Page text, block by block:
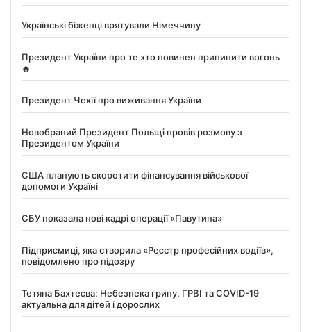
Українські біженці врятували Німеччину
Президент України про те хто повинен припинити вогонь
🔥
Президент Чехії про виживання України
Новобраний Президент Польщі провів розмову з
Президентом України
США планують скоротити фінансування військової
допомоги Україні
СБУ показала нові кадрі операції «Павутина»
Підприємиці, яка створила «Реєстр професійних водіїв»,
повідомлено про підозру
Тетяна Бахтеєва: Небезпека грипу, ГРВІ та COVID-19
актуальна для дітей і дорослих